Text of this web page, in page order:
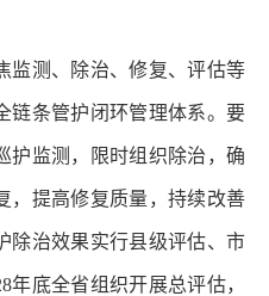
测、除治、修复、评估等
链条管护闭环管理体系。要
护监测，限时组织除治，确
，提高修复质量，持续改善
除治效果实行县级评估、市
年底全省组织开展总评估，